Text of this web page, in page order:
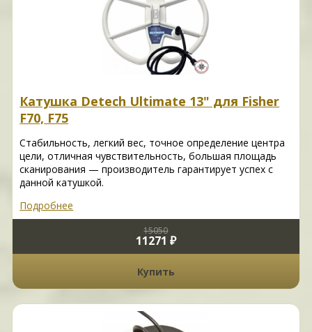
Катушка Detech Ultimate 13" для Fisher
F70, F75
Стабильность, легкий вес, точное определение центра
цели, отличная чувствительность, большая площадь
сканирования — производитель гарантирует успех с
данной катушкой.
Подробнее
15050
11271 ₽
Купить